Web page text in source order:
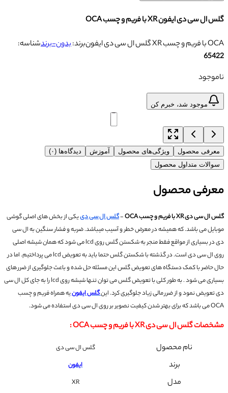
گلس ال سی دی ایفون XR با فریم و چسب OCA
گلس ال سی دی ایفون XR با فریم و چسب OCA
برند:بدون-برندشناسه:
65422
ناموجود
موجود شد، خبرم کن
معرفی محصول ویژگی‌های محصول آموزش
دیدگاه‌ها (۰)
سوالات متداول محصول
معرفی محصول
گلس ال سی دی XR با فریم و چسب OCA -گلس ال سی دییکی از بخش های اصلی گوشی
موبایل می باشد. که همیشه در معرض خطر و آسیب میباشد.ضربه و فشار سنگین به ال سی
دی در بسیاری از مواقع فقط منجر به شکستن گلس روی lcd می شود که همان شیشه اصلی
روی ال سی دی است. در گذشته با شکستن گلس حتما باید به تعویض lcd می پرداختیم. اما در
حال حاضر با کمک دستگاه های تعویض گلس این مسئله حل شده و باعث جلوگیری از ضرر های
بسیاری می شود . به طور کلی با تعویض گلس می توان تنها شیشه روی lcd را به جای کل ال سی
دی تعویض نمود و از ضرر مالی زیاد جلوگیری کرد.اینگلس ایفونیه همراه فریم و چسب
OCA می باشد که برای بهتر شدن کیفیت نصویر بر روی ال سی دی استفاده می شود.
مشخصاتگلس ال سی دی XR با فریم و چسب OCA :
نام محصول
گلس ال سی دی
برند ایفون
مدل XR